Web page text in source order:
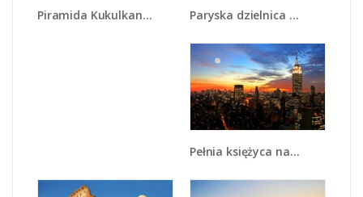
Piramida Kukulkana w Meksyku - AM814 Paryska dzielnica Montmarte - AM323
Pełnia księżyca nad zasypiającym miastem - AM096